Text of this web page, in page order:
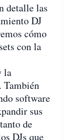
detalle las
DJ
cómo
con la
la
También
software
sus
de
DJs que